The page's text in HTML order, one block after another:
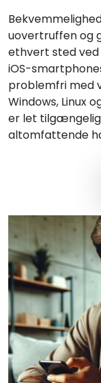
uovertruffen og
ethvert sted
iOS-
problemfri med
Windows, Linux
er let
altomfattende